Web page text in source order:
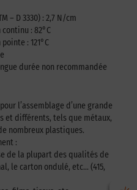
– D 3330) : 2,7 N/cm
: 82°C
: 121°C
durée non recommandée
l’assemblage d’une grande
et différents, tels que métaux,
nombreux plastiques.
:
de la plupart des qualités de
le carton ondulé, etc… (415,